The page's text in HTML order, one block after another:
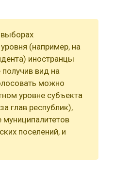
выборах
(например, на
иностранцы
вид на
можно
уровне субъекта
глав республик),
муниципалитетов
поселений, и